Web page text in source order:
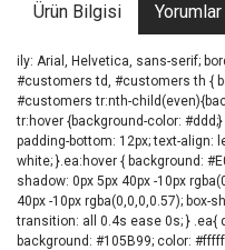
Ürün Bilgisi Yorumlar
ily: Arial, Helvetica, sans-serif;
#customers td, #customers th {
#customers tr:nth-
tr:hover {background-color:
padding-bottom: 12px; text-align:
white; }.ea:hover { background:
shadow: 0px 5px 40px -10px
40px -10px rgba(0,0,0,0.57); box-
transition: all 0.4s ease 0s; } .ea{
background: #105B99; color: